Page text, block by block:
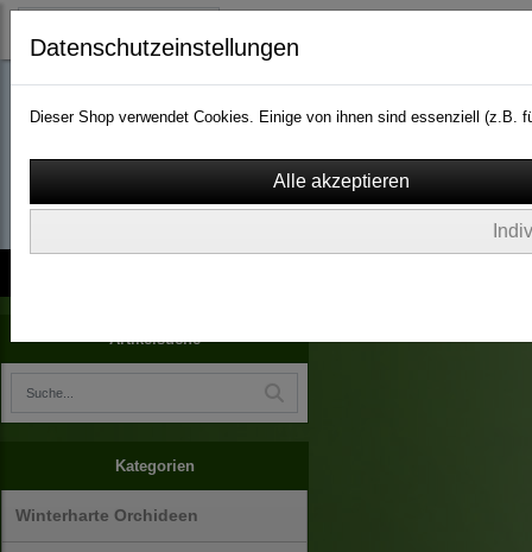
wassergarten-
Artikelsuche
Kategorien
Winterharte Orchideen
Datenschutzeinstellungen
Dieser Shop verwendet Cookies. Einige von ihnen sind essenziell (z.B.